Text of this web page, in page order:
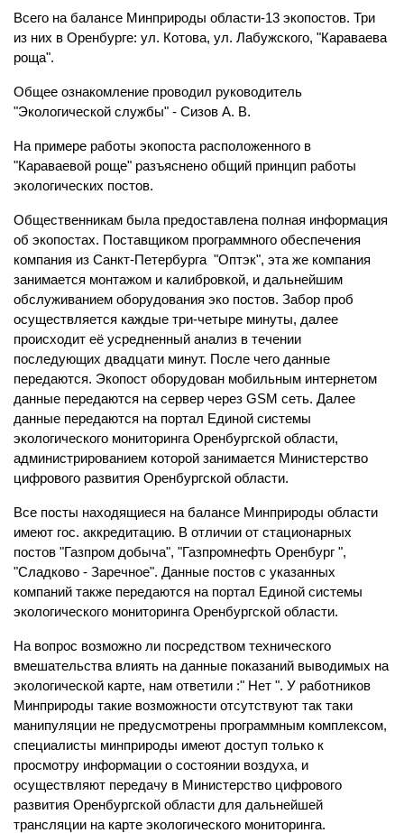
Всего на балансе Минприроды области-13 экопостов. Три
из них в Оренбурге: ул. Котова, ул. Лабужского, "Караваева
роща".
Общее ознакомление проводил руководитель
"Экологической службы" - Сизов А. В.
На примере работы экопоста расположенного в
"Караваевой роще" разъяснено общий принцип работы
экологических постов.
Общественникам была предоставлена полная информация
об экопостах. Поставщиком программного обеспечения
компания из Санкт-Петербурга  "Оптэк", эта же компания
занимается монтажом и калибровкой, и дальнейшим
обслуживанием оборудования эко постов. Забор проб
осуществляется каждые три-четыре минуты, далее
происходит её усредненный анализ в течении
последующих двадцати минут. После чего данные
передаются. Экопост оборудован мобильным интернетом
данные передаются на сервер через GSM сеть. Далее
данные передаются на портал Единой системы
экологического мониторинга Оренбургской области,
администрированием которой занимается Министерство
цифрового развития Оренбургской области.
Все посты находящиеся на балансе Минприроды области
имеют гос. аккредитацию. В отличии от стационарных
постов "Газпром добыча", "Газпромнефть Оренбург ",
"Сладково - Заречное". Данные постов с указанных
компаний также передаются на портал Единой системы
экологического мониторинга Оренбургской области.
На вопрос возможно ли посредством технического
вмешательства влиять на данные показаний выводимых на
экологической карте, нам ответили :" Нет ". У работников
Минприроды такие возможности отсутствуют так таки
манипуляции не предусмотрены программным комплексом,
специалисты минприроды имеют доступ только к
просмотру информации о состоянии воздуха, и
осуществляют передачу в Министерство цифрового
развития Оренбургской области для дальнейшей
трансляции на карте экологического мониторинга.